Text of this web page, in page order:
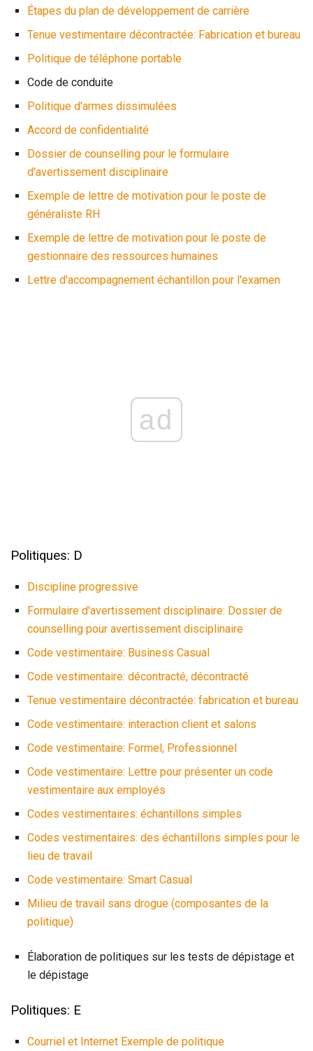
Étapes du plan de développement de carrière
Tenue vestimentaire décontractée: Fabrication et bureau
Politique de téléphone portable
Code de conduite
Politique d'armes dissimulées
Accord de confidentialité
Dossier de counselling pour le formulaire
d'avertissement disciplinaire
Exemple de lettre de motivation pour le poste de
généraliste RH
Exemple de lettre de motivation pour le poste de
gestionnaire des ressources humaines
Lettre d'accompagnement échantillon pour l'examen
ad
Politiques: D
Discipline progressive
Formulaire d'avertissement disciplinaire: Dossier de
counselling pour avertissement disciplinaire
Code vestimentaire: Business Casual
Code vestimentaire: décontracté, décontracté
Tenue vestimentaire décontractée: fabrication et bureau
Code vestimentaire: interaction client et salons
Code vestimentaire: Formel, Professionnel
Code vestimentaire: Lettre pour présenter un code
vestimentaire aux employés
Codes vestimentaires: échantillons simples
Codes vestimentaires: des échantillons simples pour le
lieu de travail
Code vestimentaire: Smart Casual
Milieu de travail sans drogue (composantes de la
politique)
Élaboration de politiques sur les tests de dépistage et
le dépistage
Politiques: E
Courriel et Internet Exemple de politique